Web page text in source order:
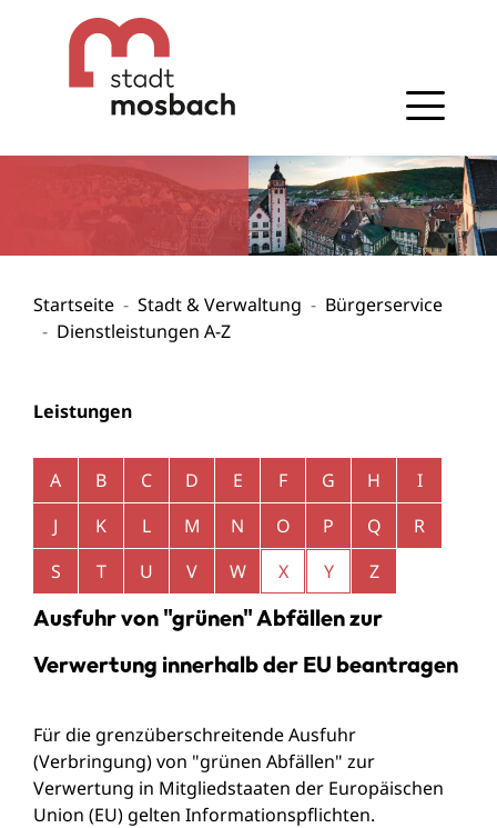
Gehe zum Navigationsbereich
Gehe zum Inhalt
Startseite Stadt & Verwaltung
Bürgerservice
Dienstleistungen A-Z
Leistungen
Alphabetisches Register überspringen
A B C D E F G H
I
J
K L M N O P Q
R
S
T U V W X Y Z
Ausfuhr von "grünen" Abfällen zur
Verwertung innerhalb der EU beantragen
Für die grenzüberschreitende Ausfuhr
(Verbringung) von "grünen Abfällen" zur
Verwertung in Mitgliedstaaten der Europäischen
Union (EU) gelten Informationspflichten.